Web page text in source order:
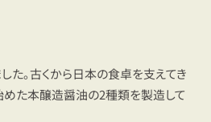
た。古くから日本の食卓を支えてき
た本醸造醤油の2種類を製造して